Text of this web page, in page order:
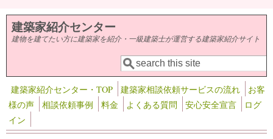
メインコンテンツに移動
建築家紹介センター
建物を建てたい方に建築家を紹介・一級建築士が運営する建築家紹介サイト
検索フォーム
検索
建築家紹介センター・TOP 建築家相談依頼サービスの流れ
お客
様の声
相談依頼事例 料金 よくある質問 安心安全宣言
ログ
イン